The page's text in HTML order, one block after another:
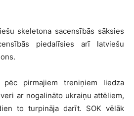
skeletona sacensībās sāksies
piedalīsies arī latviešu
pirmajiem treniņiem liedza
ar nogalināto ukraiņu attēliem,
to turpināja darīt. SOK vēlāk